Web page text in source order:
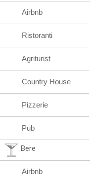
Airbnb
Ristoranti
Agriturist
Country House
Pizzerie
Pub
Bere
Airbnb